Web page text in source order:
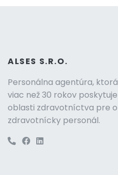
ALSES S.R.O.
Personálna agentúra, ktorá
viac než 30 rokov
oblasti zdravotníctva pre
zdravotnícky personál.